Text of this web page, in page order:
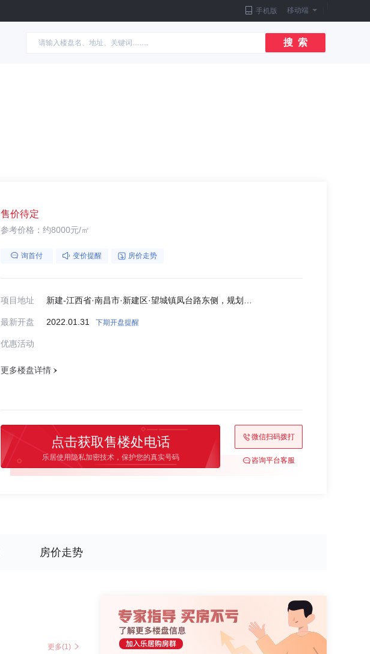
手机版 移动端
搜 索
售价待定
参考价格：约8000元/㎡
询首付 变价提醒 房价走势
项目地址
最新开盘 2022.01.31 下期开盘提醒
优惠活动
更多楼盘详情
点击获取售楼处电话
乐居使用隐私加密技术，保护您的真实号码
微信扫码拨打
咨询平台客服
房价走势
更多(1)